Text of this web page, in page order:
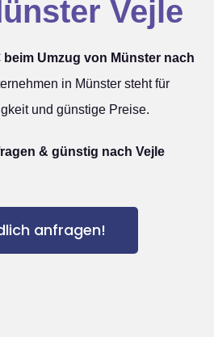
Vejle
Umzug von Münster nach
in Münster steht für
und günstige Preise.
& günstig nach Vejle
anfragen!